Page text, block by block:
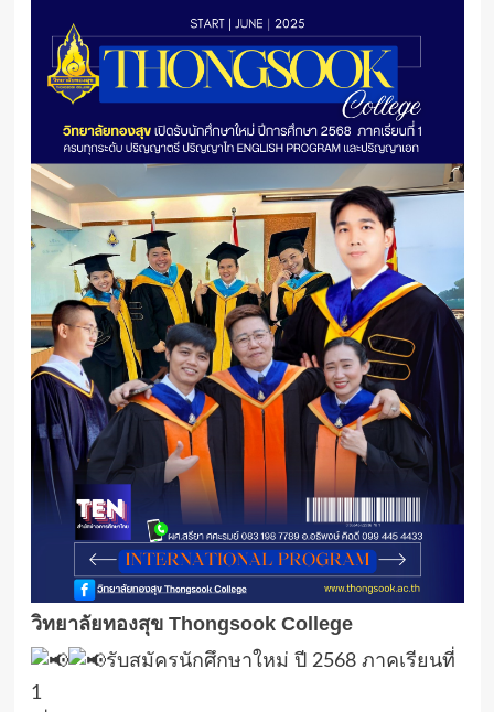
วิทยาลัยทองสุข Thongsook College
รับสมัครนักศึกษาใหม่ ปี 2568 ภาคเรียนที่
1